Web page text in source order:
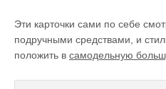
Эти карточки сами по себе
подручными средствами, и
положить в самодельную